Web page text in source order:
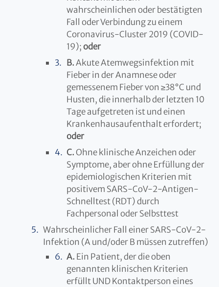
wahrscheinlichen oder bestätigten
Fall oder Verbindung zu einem
Coronavirus-Cluster 2019 (COVID-
19); oder
B.Akute Atemwegsinfektion mit
Fieber in der Anamnese oder
gemessenem Fieber von ≥38°C und
Husten, die innerhalb der letzten 10
Tage aufgetreten ist und einen
Krankenhausaufenthalt erfordert;
oder
C. Ohne klinische Anzeichen oder
Symptome, aber ohne Erfüllung der
epidemiologischen Kriterien mit
positivem SARS-CoV-2-Antigen-
Schnelltest (RDT) durch
Fachpersonal oder Selbsttest
Wahrscheinlicher Fall einer SARS-CoV-2-
Infektion (A und/oder B müssen zutreffen)
A. Ein Patient, der die oben
genannten klinischen Kriterien
erfüllt UND Kontaktperson eines